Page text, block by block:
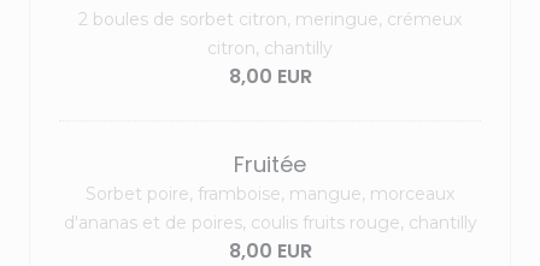
2 boules de sorbet citron, meringue, crémeux
citron, chantilly
8,00 EUR
Fruitée
Sorbet poire, framboise, mangue, morceaux
d'ananas et de poires, coulis fruits rouge, chantilly
8,00 EUR